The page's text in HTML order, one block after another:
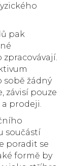
pak
sobě žádný
závisí pouze
prodeji.
součástí
poradit se
formě by